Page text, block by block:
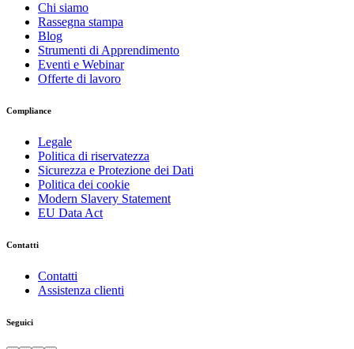
Chi siamo
Rassegna stampa
Blog
Strumenti di Apprendimento
Eventi e Webinar
Offerte di lavoro
Compliance
Legale
Politica di riservatezza
Sicurezza e Protezione dei Dati
Politica dei cookie
Modern Slavery Statement
EU Data Act
Contatti
Contatti
Assistenza clienti
Seguici